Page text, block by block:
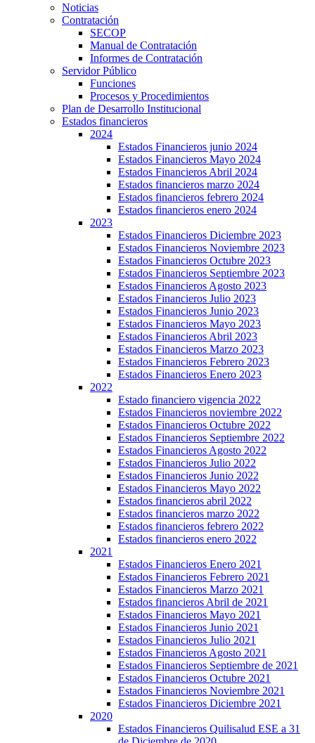
Noticias
Contratación
SECOP
Manual de Contratación
Informes de Contratación
Servidor Público
Funciones
Procesos y Procedimientos
Plan de Desarrollo Institucional
Estados financieros
2024
Estados Financieros junio 2024
Estados Financieros Mayo 2024
Estados Financieros Abril 2024
Estados financieros marzo 2024
Estados financieros febrero 2024
Estados financieros enero 2024
2023
Estados Financieros Diciembre 2023
Estados Financieros Noviembre 2023
Estados Financieros Octubre 2023
Estados Financieros Septiembre 2023
Estados Financieros Agosto 2023
Estados Financieros Julio 2023
Estados Financieros Junio 2023
Estados Financieros Mayo 2023
Estados Financieros Abril 2023
Estados Financieros Marzo 2023
Estados Financieros Febrero 2023
Estados Financieros Enero 2023
2022
Estado financiero vigencia 2022
Estados Financieros noviembre 2022
Estados Financieros Octubre 2022
Estados Financieros Septiembre 2022
Estados Financieros Agosto 2022
Estados Financieros Julio 2022
Estados Financieros Junio 2022
Estados Financieros Mayo 2022
Estados financieros abril 2022
Estados financieros marzo 2022
Estados financieros febrero 2022
Estados financieros enero 2022
2021
Estados Financieros Enero 2021
Estados Financieros Febrero 2021
Estados Financieros Marzo 2021
Estados financieros Abril de 2021
Estados Financieros Mayo 2021
Estados Financieros Junio 2021
Estados Financieros Julio 2021
Estados Financieros Agosto 2021
Estados Financieros Septiembre de 2021
Estados Financieros Octubre 2021
Estados Financieros Noviembre 2021
Estados Financieros Diciembre 2021
2020
Estados Financieros Quilisalud ESE a 31